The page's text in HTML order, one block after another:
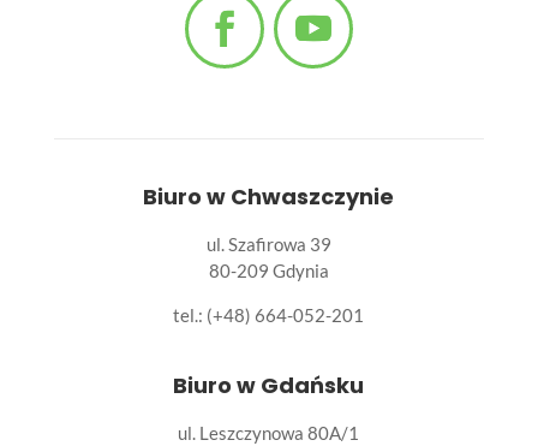
Biuro w Chwaszczynie
ul. Szafirowa 39
80-209 Gdynia
tel.: (+48) 664-052-201
Biuro w Gdańsku
ul. Leszczynowa 80A/1